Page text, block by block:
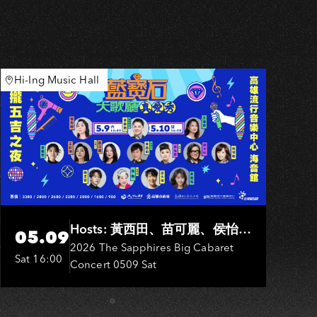
Hi-Ing Music Hall
05.09
Sat 16:00
Hosts: 黃西田、苗可麗、侯怡
君．Entertainers: 葉啟田、鳥來
嬤-吳敏、張秀卿、王彩樺、吳
淑敏、施文彬、邵大倫、曹雅
雯、陳孟賢、黃露瑤
2026 The Sapphires Big Cabaret
Concert 0509 Sat